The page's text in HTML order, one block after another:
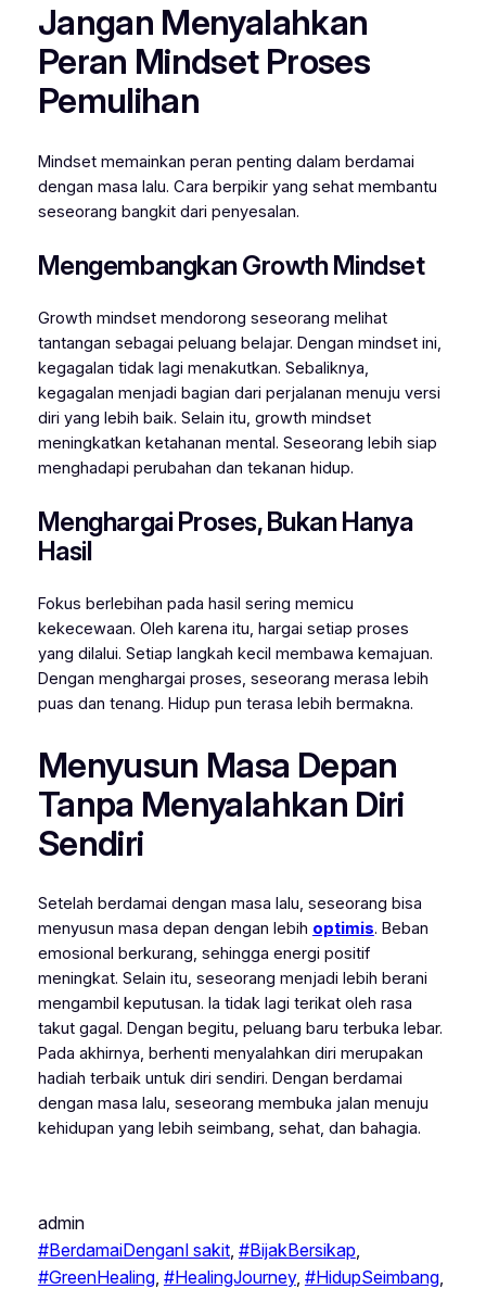
Jangan Menyalahkan
Peran Mindset Proses
Pemulihan
Mindset memainkan peran penting dalam berdamai
dengan masa lalu. Cara berpikir yang sehat membantu
seseorang bangkit dari penyesalan.
Mengembangkan Growth Mindset
Growth mindset mendorong seseorang melihat
tantangan sebagai peluang belajar. Dengan mindset ini,
kegagalan tidak lagi menakutkan. Sebaliknya,
kegagalan menjadi bagian dari perjalanan menuju versi
diri yang lebih baik. Selain itu, growth mindset
meningkatkan ketahanan mental. Seseorang lebih siap
menghadapi perubahan dan tekanan hidup.
Menghargai Proses, Bukan Hanya
Hasil
Fokus berlebihan pada hasil sering memicu
kekecewaan. Oleh karena itu, hargai setiap proses
yang dilalui. Setiap langkah kecil membawa kemajuan.
Dengan menghargai proses, seseorang merasa lebih
puas dan tenang. Hidup pun terasa lebih bermakna.
Menyusun Masa Depan
Tanpa Menyalahkan Diri
Sendiri
Setelah berdamai dengan masa lalu, seseorang bisa
menyusun masa depan dengan lebih optimis. Beban
emosional berkurang, sehingga energi positif
meningkat. Selain itu, seseorang menjadi lebih berani
mengambil keputusan. Ia tidak lagi terikat oleh rasa
takut gagal. Dengan begitu, peluang baru terbuka lebar.
Pada akhirnya, berhenti menyalahkan diri merupakan
hadiah terbaik untuk diri sendiri. Dengan berdamai
dengan masa lalu, seseorang membuka jalan menuju
kehidupan yang lebih seimbang, sehat, dan bahagia.
admin
#BerdamaiDenganI sakit, #BijakBersikap
#GreenHealing, #HealingJourney, #HidupSeimbang